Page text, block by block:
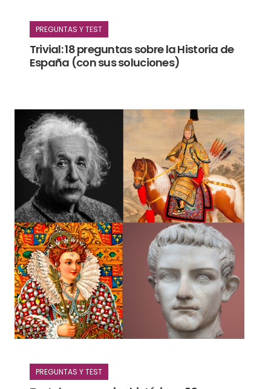
PREGUNTAS Y TEST
Trivial: 18 preguntas sobre la Historia de
España (con sus soluciones)
PREGUNTAS Y TEST